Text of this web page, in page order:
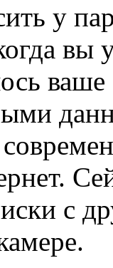
у
с